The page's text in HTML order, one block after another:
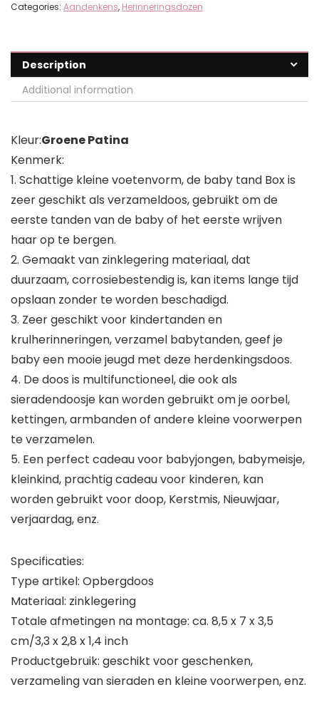
Categories: Aandenkens, Herinneringsdozen
Description
Additional information
Kleur:Groene Patina
Kenmerk:
1. Schattige kleine voetenvorm, de baby tand Box is
zeer geschikt als verzameldoos, gebruikt om de
eerste tanden van de baby of het eerste wrijven
haar op te bergen.
2. Gemaakt van zinklegering materiaal, dat
duurzaam, corrosiebestendig is, kan items lange tijd
opslaan zonder te worden beschadigd.
3. Zeer geschikt voor kindertanden en
krulherinneringen, verzamel babytanden, geef je
baby een mooie jeugd met deze herdenkingsdoos.
4. De doos is multifunctioneel, die ook als
sieradendoosje kan worden gebruikt om je oorbel,
kettingen, armbanden of andere kleine voorwerpen
te verzamelen.
5. Een perfect cadeau voor babyjongen, babymeisje,
kleinkind, prachtig cadeau voor kinderen, kan
worden gebruikt voor doop, Kerstmis, Nieuwjaar,
verjaardag, enz.
Specificaties:
Type artikel: Opbergdoos
Materiaal: zinklegering
Totale afmetingen na montage: ca. 8,5 x 7 x 3,5
cm/3,3 x 2,8 x 1,4 inch
Productgebruik: geschikt voor geschenken,
verzameling van sieraden en kleine voorwerpen, enz.